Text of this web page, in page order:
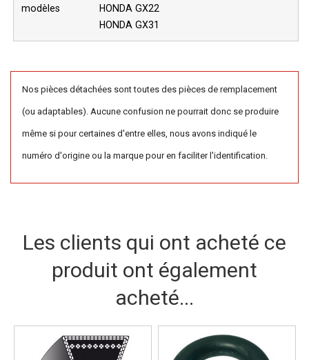
modèles
HONDA GX22
HONDA GX31
Nos pièces détachées sont toutes des pièces de remplacement
(ou adaptables). Aucune confusion ne pourrait donc se produire
même si pour certaines d'entre elles, nous avons indiqué le
numéro d'origine ou la marque pour en faciliter l'identification.
Les clients qui ont acheté ce
produit ont également
acheté...